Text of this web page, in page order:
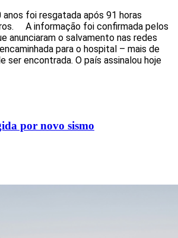
foi resgatada após 91 horas
A informação foi confirmada pelos
anunciaram o salvamento nas redes
para o hospital – mais de
ser encontrada. O país assinalou hoje
por novo sismo